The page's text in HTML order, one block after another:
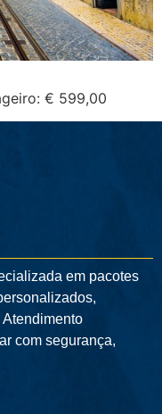
€ 599,00
em pacotes
com segurança,